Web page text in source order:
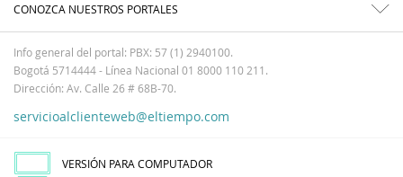
CONOZCA NUESTROS PORTALES
Info general del portal: PBX: 57 (1) 2940100.
Bogotá 5714444 - Línea Nacional 01 8000 110 211.
Dirección: Av. Calle 26 # 68B-70.
servicioalclienteweb@eltiempo.com
VERSIÓN PARA COMPUTADOR